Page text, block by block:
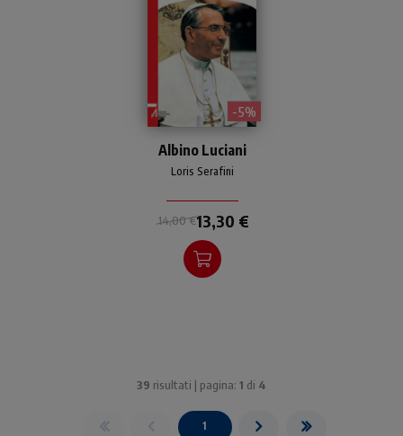
- 5%
Albino Luciani
Loris Serafini
14,00 €13,30 €
39 risultati | pagina: 1 di 4
1